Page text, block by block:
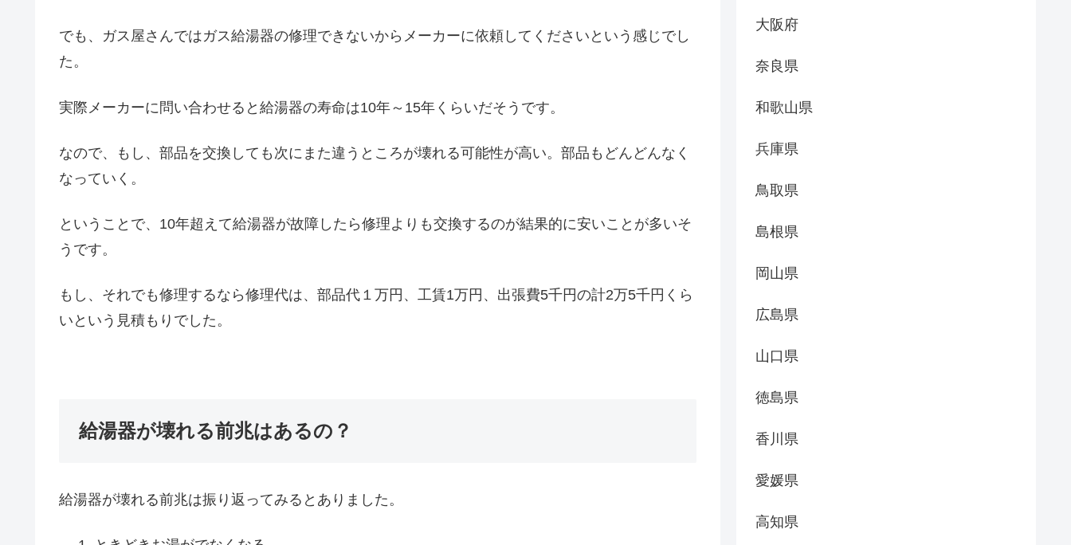
でも、ガス屋さんではガス給湯器の修理できないからメーカーに依頼してくださいという感じでし
た。
実際メーカーに問い合わせると給湯器の寿命は10年～15年くらいだそうです。
なので、もし、部品を交換しても次にまた違うところが壊れる可能性が高い。部品もどんどんなく
なっていく。
ということで、10年超えて給湯器が故障したら修理よりも交換するのが結果的に安いことが多いそ
うです。
もし、それでも修理するなら修理代は、部品代１万円、工賃1万円、出張費5千円の計2万5千円くら
いという見積もりでした。
給湯器が壊れる前兆はあるの？
給湯器が壊れる前兆は振り返ってみるとありました。
大阪府
奈良県
和歌山県
兵庫県
鳥取県
島根県
岡山県
広島県
山口県
徳島県
香川県
愛媛県
高知県